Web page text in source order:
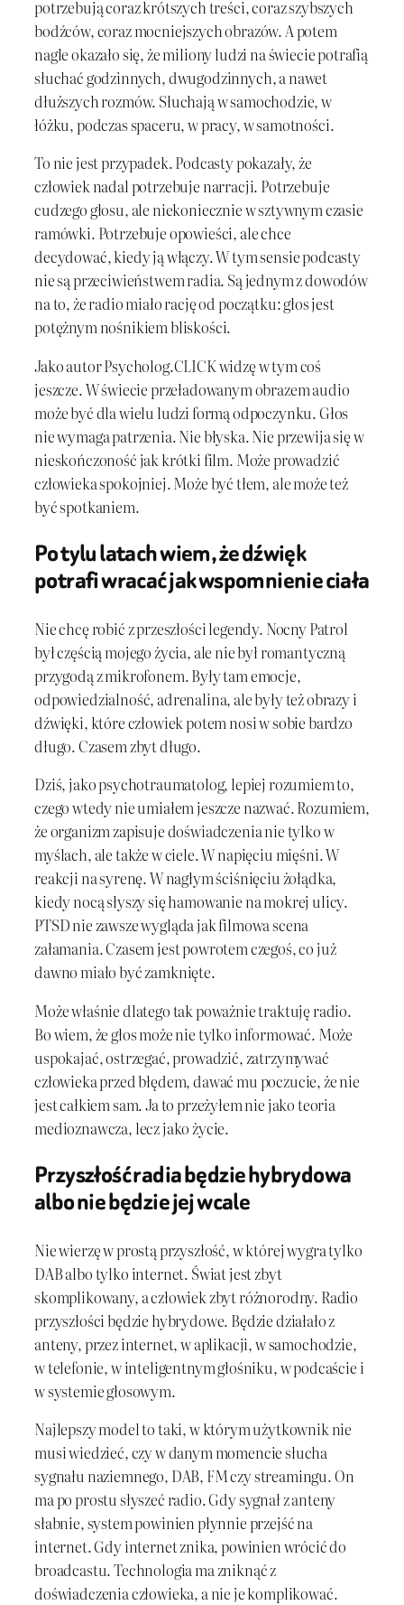
potrzebują coraz krótszych treści, coraz szybszych
bodźców, coraz mocniejszych obrazów. A potem
nagle okazało się, że miliony ludzi na świecie potrafią
słuchać godzinnych, dwugodzinnych, a nawet
dłuższych rozmów. Słuchają w samochodzie, w
łóżku, podczas spaceru, w pracy, w samotności.
To nie jest przypadek. Podcasty pokazały, że
człowiek nadal potrzebuje narracji. Potrzebuje
cudzego głosu, ale niekoniecznie w sztywnym czasie
ramówki. Potrzebuje opowieści, ale chce
decydować, kiedy ją włączy. W tym sensie podcasty
nie są przeciwieństwem radia. Są jednym z dowodów
na to, że radio miało rację od początku: głos jest
potężnym nośnikiem bliskości.
Jako autor Psycholog.CLICK widzę w tym coś
jeszcze. W świecie przeładowanym obrazem audio
może być dla wielu ludzi formą odpoczynku. Głos
nie wymaga patrzenia. Nie błyska. Nie przewija się w
nieskończoność jak krótki film. Może prowadzić
człowieka spokojniej. Może być tłem, ale może też
być spotkaniem.
Po tylu latach wiem, że dźwięk
potrafi wracać jak wspomnienie ciała
Nie chcę robić z przeszłości legendy. Nocny Patrol
był częścią mojego życia, ale nie był romantyczną
przygodą z mikrofonem. Były tam emocje,
odpowiedzialność, adrenalina, ale były też obrazy i
dźwięki, które człowiek potem nosi w sobie bardzo
długo. Czasem zbyt długo.
Dziś, jako psychotraumatolog, lepiej rozumiem to,
czego wtedy nie umiałem jeszcze nazwać. Rozumiem,
że organizm zapisuje doświadczenia nie tylko w
myślach, ale także w ciele. W napięciu mięśni. W
reakcji na syrenę. W nagłym ściśnięciu żołądka,
kiedy nocą słyszy się hamowanie na mokrej ulicy.
PTSD nie zawsze wygląda jak filmowa scena
załamania. Czasem jest powrotem czegoś, co już
dawno miało być zamknięte.
Może właśnie dlatego tak poważnie traktuję radio.
Bo wiem, że głos może nie tylko informować. Może
uspokajać, ostrzegać, prowadzić, zatrzymywać
człowieka przed błędem, dawać mu poczucie, że nie
jest całkiem sam. Ja to przeżyłem nie jako teoria
medioznawcza, lecz jako życie.
Przyszłość radia będzie hybrydowa
albo nie będzie jej wcale
Nie wierzę w prostą przyszłość, w której wygra tylko
DAB albo tylko internet. Świat jest zbyt
skomplikowany, a człowiek zbyt różnorodny. Radio
przyszłości będzie hybrydowe. Będzie działało z
anteny, przez internet, w aplikacji, w samochodzie,
w telefonie, w inteligentnym głośniku, w podcaście i
w systemie głosowym.
Najlepszy model to taki, w którym użytkownik nie
musi wiedzieć, czy w danym momencie słucha
sygnału naziemnego, DAB, FM czy streamingu. On
ma po prostu słyszeć radio. Gdy sygnał z anteny
słabnie, system powinien płynnie przejść na
internet. Gdy internet znika, powinien wrócić do
broadcastu. Technologia ma zniknąć z
doświadczenia człowieka, a nie je komplikować.